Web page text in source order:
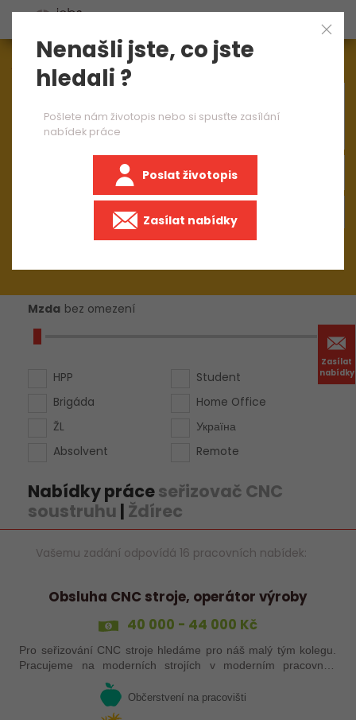
Zasílat
nabídky
Aktuálně1545nabídek práce
Mzda bez omezení
HPP
Brigáda
ŽL
Absolvent
Student
Home Office
Україна
Remote
Nabídky práceseřizovač CNC
soustruhu | Ždírec
Vašemu zadání odpovídá 16 pracovních nabídek:
Obsluha CNC stroje, operátor výroby
40 000 - 44 000 Kč
Pro seřizování CNC stroje hledáme pro náš malý tým kolegu.
Pracujeme na moderních strojích v moderním pracovním
prostředí. Pracovistě 5 km od Jihlavy.
Občerstvení na pracovišti
Nenašli jste, co jste
hledali ?
Pošlete nám životopis nebo si spusťte zasílání
nabídek práce
Poslat životopis
Zasílat nabídky